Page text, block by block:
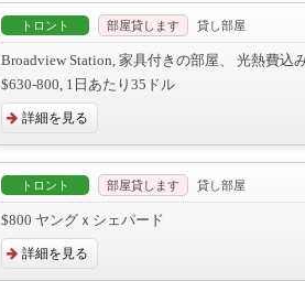
トロント 部屋貸します 貸し部屋
Broadview Station, 家具付きの部屋、 光熱費
$630-800, 1日あたり35ドル
詳細を見る
トロント 部屋貸します 貸し部屋
$800 ヤングｘシェパード
詳細を見る